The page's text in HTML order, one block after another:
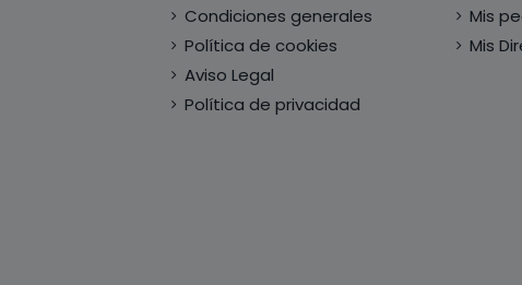
Condiciones generales
Política de cookies
Aviso Legal
Política de privacidad
Mis
Mis